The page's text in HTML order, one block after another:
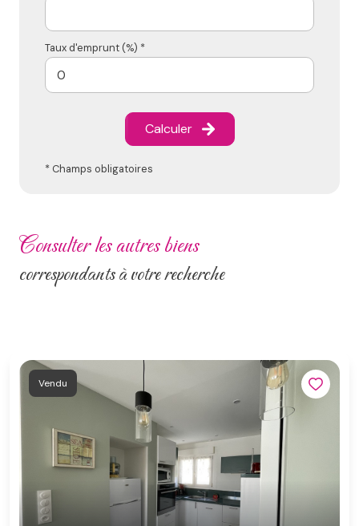
Taux d'emprunt (%) *
Calculer
* Champs obligatoires
consulter les autres biens
correspondants à votre recherche
Vendu